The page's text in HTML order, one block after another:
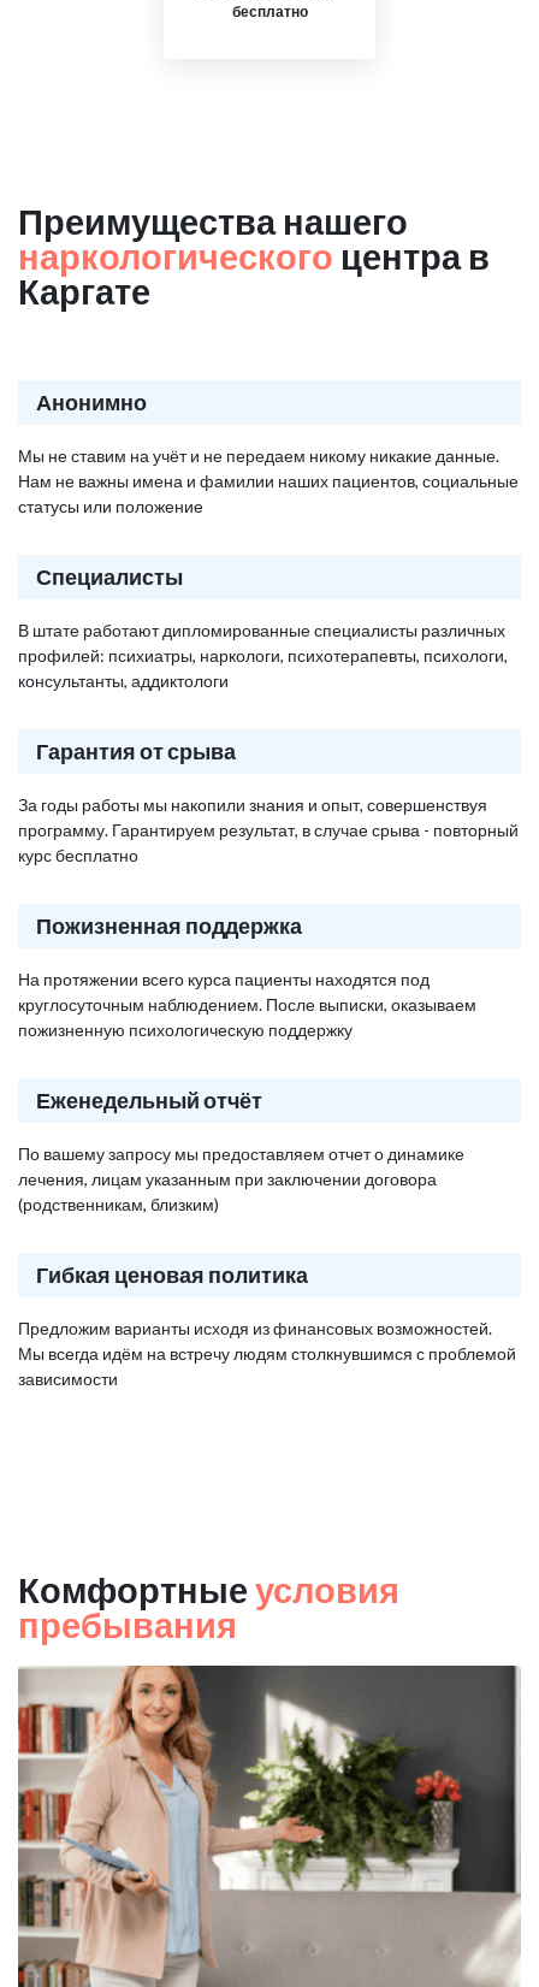
бесплатно
Преимущества нашего
наркологического центра в
Каргате
Анонимно
Мы не ставим на учёт и не передаем никому никакие данные.
Нам не важны имена и фамилии наших пациентов, социальные
статусы или положение
Специалисты
В штате работают дипломированные специалисты различных
профилей: психиатры, наркологи, психотерапевты, психологи,
консультанты, аддиктологи
Гарантия от срыва
За годы работы мы накопили знания и опыт, совершенствуя
программу. Гарантируем результат, в случае срыва - повторный
курс бесплатно
Пожизненная поддержка
На протяжении всего курса пациенты находятся под
круглосуточным наблюдением. После выписки, оказываем
пожизненную психологическую поддержку
Еженедельный отчёт
По вашему запросу мы предоставляем отчет о динамике
лечения, лицам указанным при заключении договора
(родственникам, близким)
Гибкая ценовая политика
Предложим варианты исходя из финансовых возможностей.
Мы всегда идём на встречу людям столкнувшимся с проблемой
зависимости
Комфортные условия
пребывания